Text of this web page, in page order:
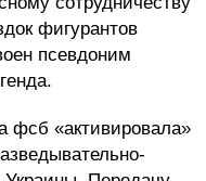
фигурантов
псевдоним
фсб «активировала»